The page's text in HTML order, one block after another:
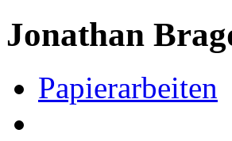
Jonathan
Papierarbeiten